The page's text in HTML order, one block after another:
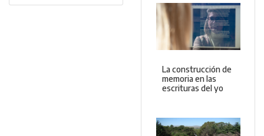
La construcción de
memoria en las
escrituras del yo